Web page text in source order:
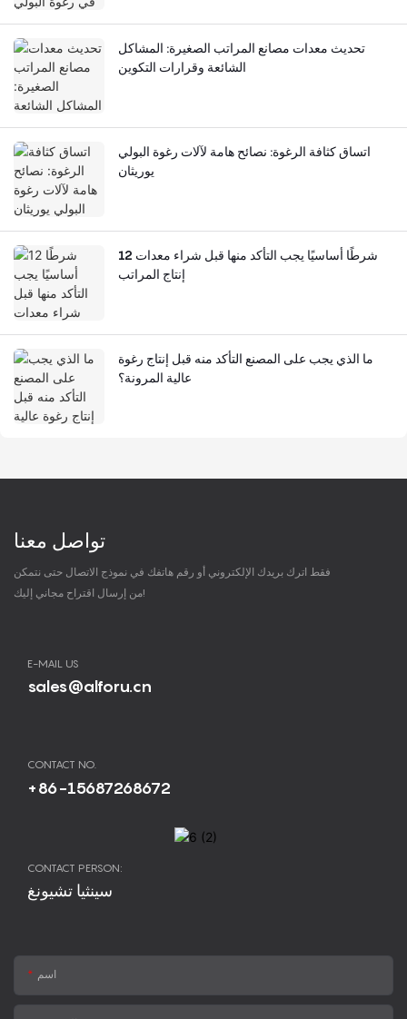
تحديث معدات مصانع المراتب الصغيرة: المشاكل
الشائعة وقرارات التكوين
اتساق كثافة الرغوة: نصائح هامة لآلات رغوة البولي
يوريثان
12 شرطًا أساسيًا يجب التأكد منها قبل شراء معدات
إنتاج المراتب
ما الذي يجب على المصنع التأكد منه قبل إنتاج رغوة
عالية المرونة؟
تواصل معنا
فقط اترك بريدك الإلكتروني أو رقم هاتفك في نموذج الاتصال حتى نتمكن
من إرسال اقتراح مجاني إليك!
E-MAIL US
sales@alforu.cn
CONTACT NO.
+86-15687268672
CONTACT PERSON:
سينثيا تشيونغ
اسم